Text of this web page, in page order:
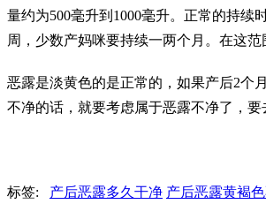
量约为500毫升到1000毫升。正常的持续
周，少数产妈咪要持续一两个月。在这范
恶露是淡黄色的是正常的，如果产后2个
不净的话，就要考虑属于恶露不净了，要
标签: 产后恶露多久干净 产后恶露黄褐